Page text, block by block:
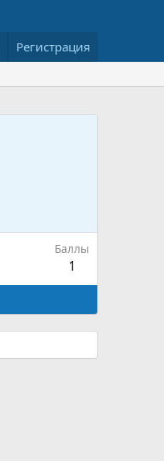
Регистрация
Баллы
1